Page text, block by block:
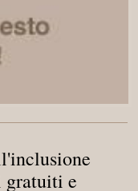
gratuiti e